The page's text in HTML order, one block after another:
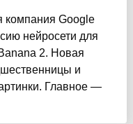
компания Google
нейросети для
2. Новая
и
Главное —